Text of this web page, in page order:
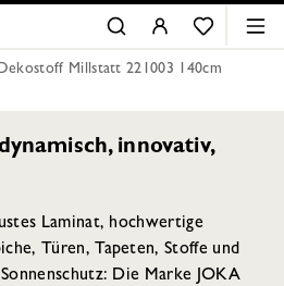
Millstatt 221003 140cm
innovativ,
Laminat, hochwertige
Türen, Tapeten, Stoffe und
Die Marke JOKA